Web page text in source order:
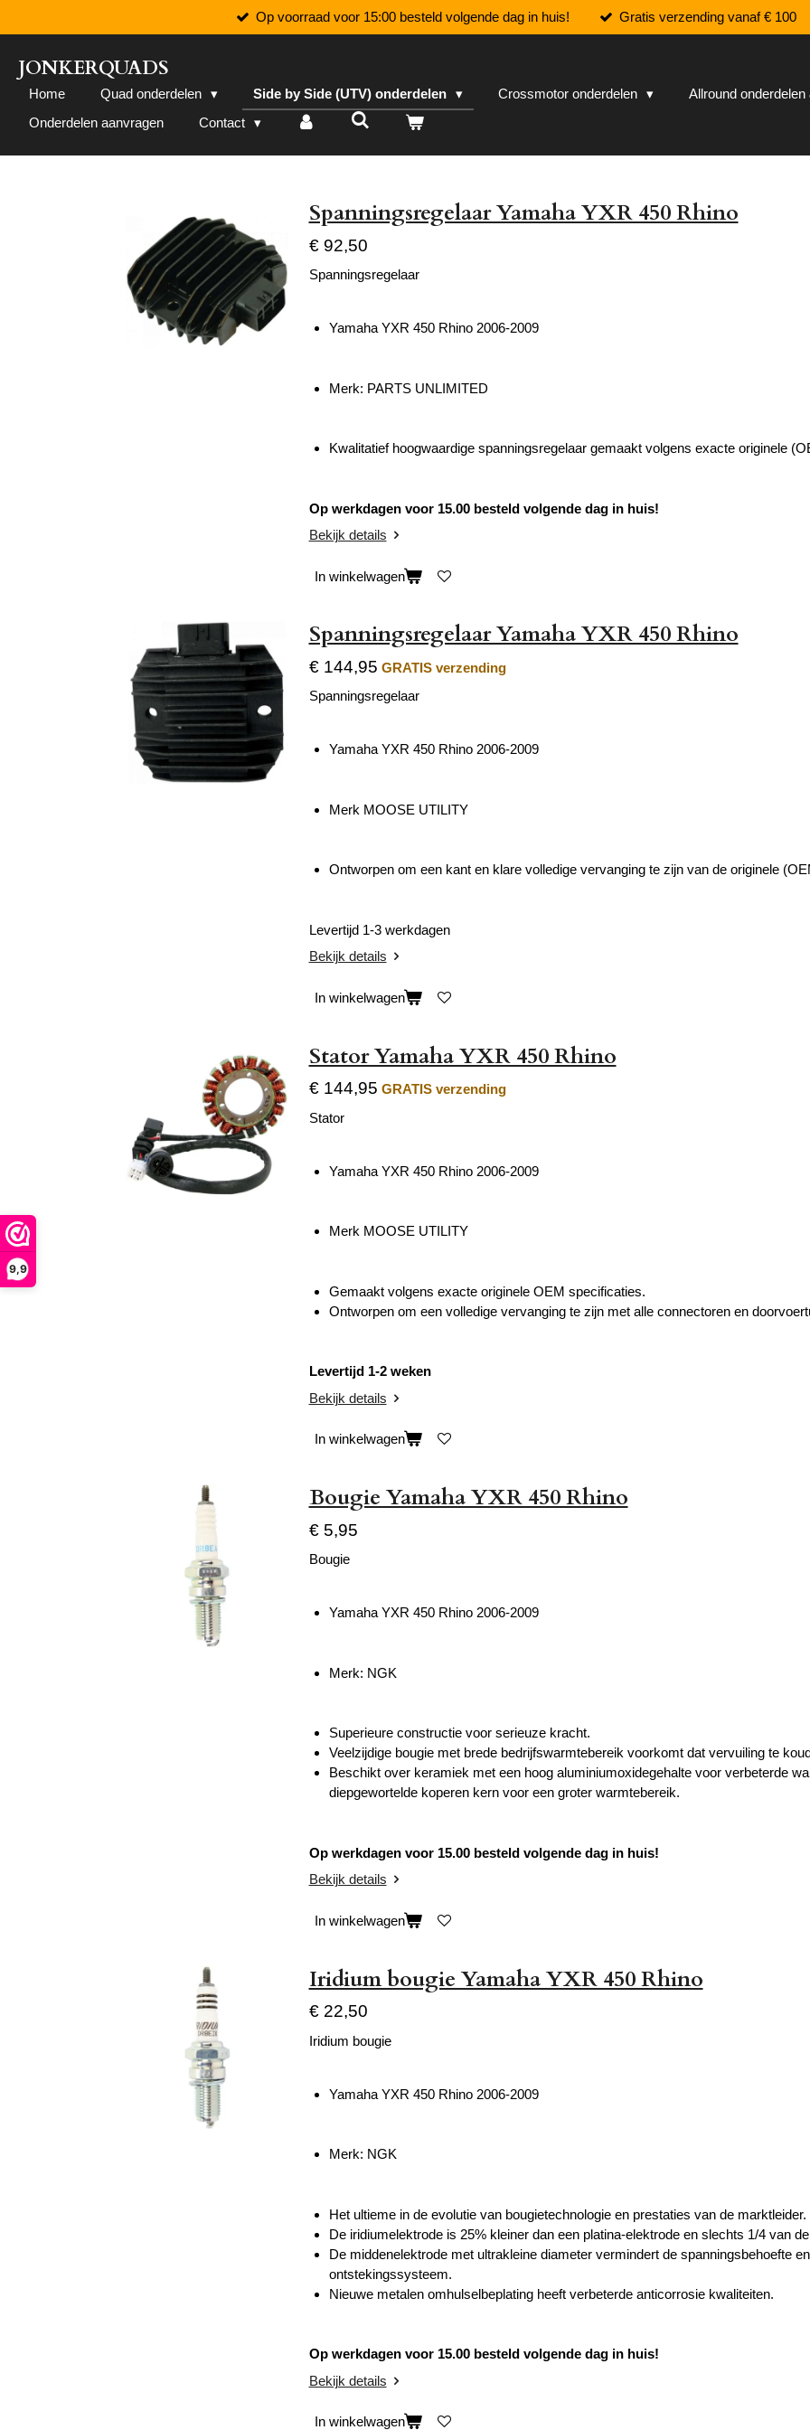
9,9
direct
naar
de
hoofdinhoud
Op voorraad voor 15:00 besteld volgende dag in huis! Gratis verzending vanaf € 100
JONKERQUADS
Home Quad onderdelen Side by Side (UTV) onderdelen Crossmotor onderdelen Allround
Onderdelen aanvragen
Contact
Spanningsregelaar Yamaha YXR 450 Rhino
€ 92,50
Spanningsregelaar
Yamaha YXR 450 Rhino 2006-2009
Merk: PARTS UNLIMITED
Kwalitatief hoogwaardige spanningsregelaar gemaakt volgens exacte originele
Op werkdagen voor 15.00 besteld volgende dag in huis!
Bekijk details
In winkelwagen
Spanningsregelaar Yamaha YXR 450 Rhino
€ 144,95 GRATIS verzending
Spanningsregelaar
Yamaha YXR 450 Rhino 2006-2009
Merk MOOSE UTILITY
Ontworpen om een kant en klare volledige vervanging te zijn van de originele
Levertijd 1-3 werkdagen
Bekijk details
In winkelwagen
Stator Yamaha YXR 450 Rhino
€ 144,95 GRATIS verzending
Stator
Yamaha YXR 450 Rhino 2006-2009
Merk MOOSE UTILITY
Gemaakt volgens exacte originele OEM specificaties.
Ontworpen om een volledige vervanging te zijn met alle connectoren en
Levertijd 1-2 weken
Bekijk details
In winkelwagen
Bougie Yamaha YXR 450 Rhino
€ 5,95
Bougie
Yamaha YXR 450 Rhino 2006-2009
Merk: NGK
Superieure constructie voor serieuze kracht.
Veelzijdige bougie met brede bedrijfswarmtebereik voorkomt dat vervuiling te
Beschikt over keramiek met een hoog aluminiumoxidegehalte voor verbeterde
diepgewortelde koperen kern voor een groter warmtebereik.
Op werkdagen voor 15.00 besteld volgende dag in huis!
Bekijk details
In winkelwagen
Iridium bougie Yamaha YXR 450 Rhino
€ 22,50
Iridium bougie
Yamaha YXR 450 Rhino 2006-2009
Merk: NGK
Het ultieme in de evolutie van bougietechnologie en prestaties van de marktleider.
De iridiumelektrode is 25% kleiner dan een platina-elektrode en slechts 1/4 van
De middenelektrode met ultrakleine diameter vermindert de spanningsbehoefte
ontstekingssysteem.
Nieuwe metalen omhulselbeplating heeft verbeterde anticorrosie kwaliteiten.
Op werkdagen voor 15.00 besteld volgende dag in huis!
Bekijk details
In winkelwagen